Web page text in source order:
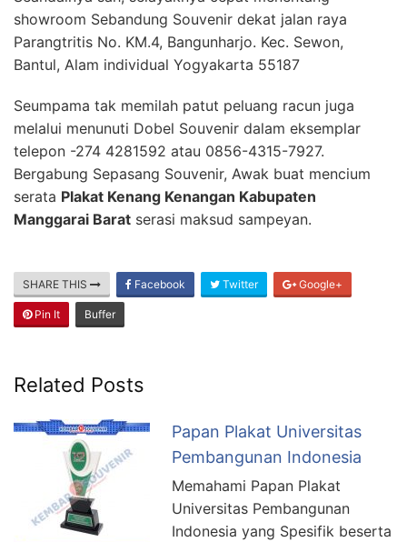
showroom Sebandung Souvenir dekat jalan raya
Parangtritis No. KM.4, Bangunharjo. Kec. Sewon,
Bantul, Alam individual Yogyakarta 55187
Seumpama tak memilah patut peluang racun juga
melalui menunuti Dobel Souvenir dalam eksemplar
telepon -274 4281592 atau 0856-4315-7927.
Bergabung Sepasang Souvenir, Awak buat mencium
serata Plakat Kenang Kenangan Kabupaten
Manggarai Barat serasi maksud sampeyan.
SHARE THIS Facebook Twitter Google+
Pin It Buffer
Related Posts
Papan Plakat Universitas
Pembangunan Indonesia
Memahami Papan Plakat
Universitas Pembangunan
Indonesia yang Spesifik beserta